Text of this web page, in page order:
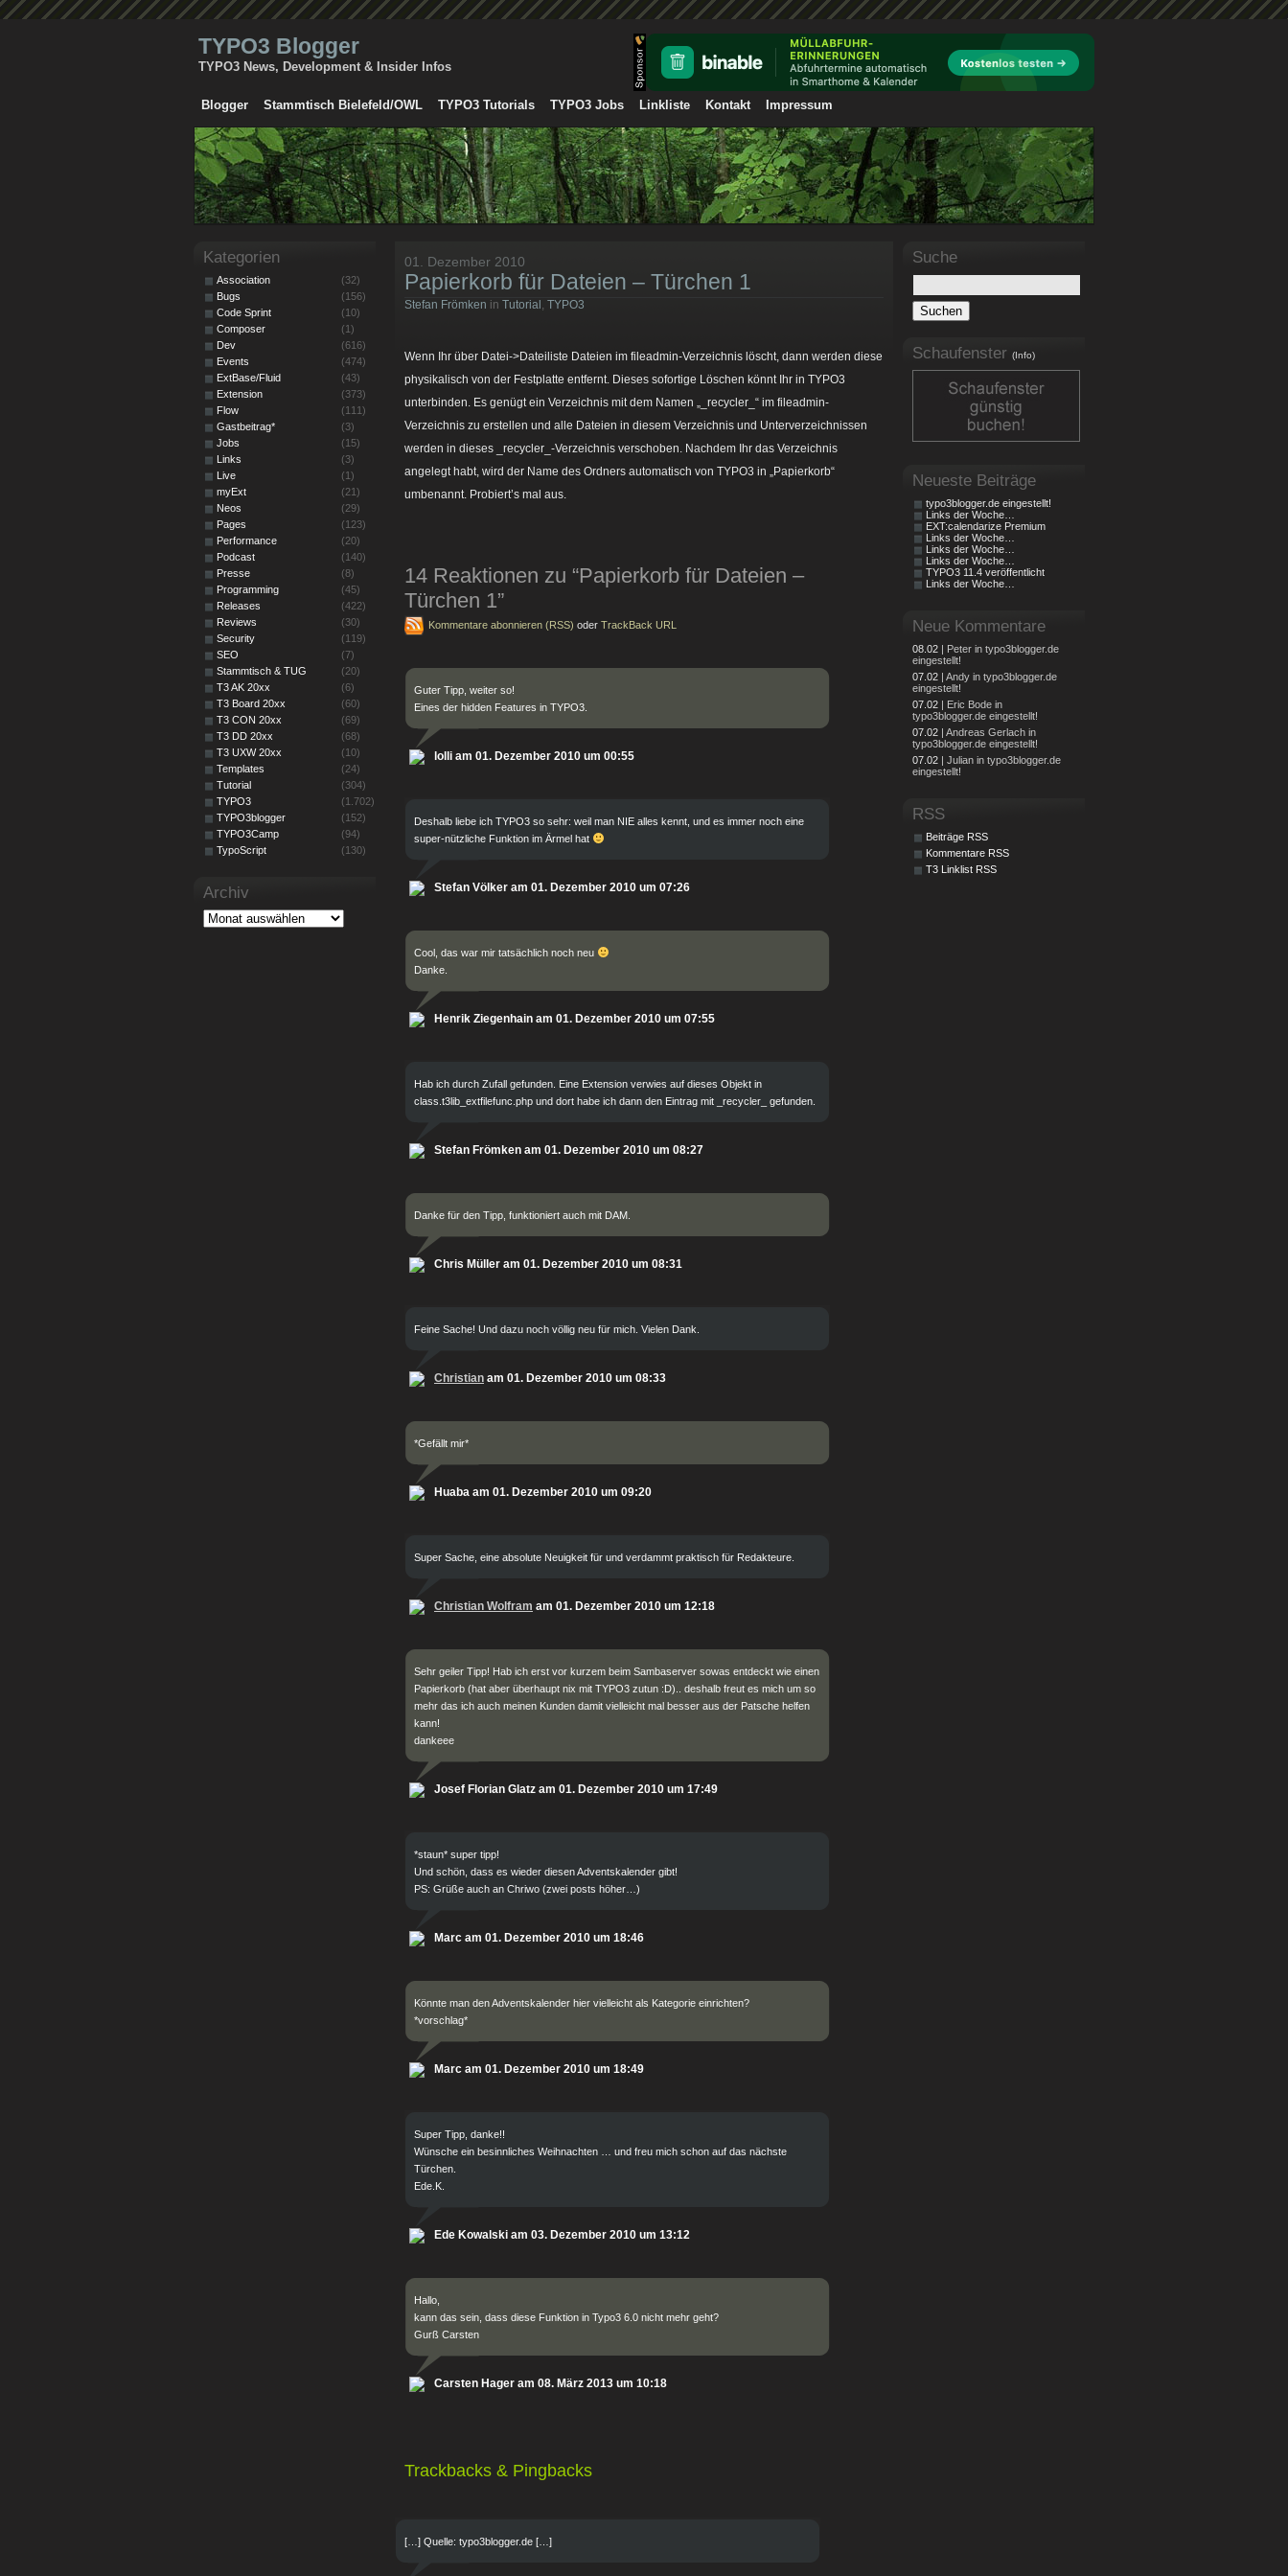
TYPO3 Blogger
TYPO3 News, Development & Insider Infos
Blogger Stammtisch Bielefeld/OWL TYPO3 Tutorials TYPO3 Jobs Linkliste Kontakt Impressum
01. Dezember 2010
Papierkorb für Dateien – Türchen 1
Stefan Frömken in Tutorial , TYPO3
Wenn Ihr über Datei->Dateiliste Dateien im fileadmin-Verzeichnis löscht, dann werden diese
physikalisch von der Festplatte entfernt. Dieses sofortige Löschen könnt Ihr in TYPO3
unterbinden. Es genügt ein Verzeichnis mit dem Namen „_recycler_“ im fileadmin-
Verzeichnis zu erstellen und alle Dateien in diesem Verzeichnis und Unterverzeichnissen
werden in dieses _recycler_-Verzeichnis verschoben. Nachdem Ihr das Verzeichnis
angelegt habt, wird der Name des Ordners automatisch von TYPO3 in „Papierkorb“
umbenannt. Probiert’s mal aus.
14 Reaktionen zu “Papierkorb für Dateien –
Türchen 1”
Kommentare abonnieren (RSS) oder TrackBack URL
Guter Tipp, weiter so!
Eines der hidden Features in TYPO3.
lolli am 01. Dezember 2010 um 00:55
Deshalb liebe ich TYPO3 so sehr: weil man NIE alles kennt, und es immer noch eine
super-nützliche Funktion im Ärmel hat
Stefan Völker am 01. Dezember 2010 um 07:26
Cool, das war mir tatsächlich noch neu
Danke.
Henrik Ziegenhain am 01. Dezember 2010 um 07:55
Hab ich durch Zufall gefunden. Eine Extension verwies auf dieses Objekt in
class.t3lib_extfilefunc.php und dort habe ich dann den Eintrag mit _recycler_ gefunden.
Stefan Frömken am 01. Dezember 2010 um 08:27
Danke für den Tipp, funktioniert auch mit DAM.
Chris Müller am 01. Dezember 2010 um 08:31
Feine Sache! Und dazu noch völlig neu für mich. Vielen Dank.
Christian am 01. Dezember 2010 um 08:33
*Gefällt mir*
Huaba am 01. Dezember 2010 um 09:20
Super Sache, eine absolute Neuigkeit für und verdammt praktisch für Redakteure.
Christian Wolfram am 01. Dezember 2010 um 12:18
Sehr geiler Tipp! Hab ich erst vor kurzem beim Sambaserver sowas entdeckt wie einen
Papierkorb (hat aber überhaupt nix mit TYPO3 zutun :D).. deshalb freut es mich um so
mehr das ich auch meinen Kunden damit vielleicht mal besser aus der Patsche helfen
kann!
dankeee
Josef Florian Glatz am 01. Dezember 2010 um 17:49
*staun* super tipp!
Und schön, dass es wieder diesen Adventskalender gibt!
PS: Grüße auch an Chriwo (zwei posts höher…)
Marc am 01. Dezember 2010 um 18:46
Könnte man den Adventskalender hier vielleicht als Kategorie einrichten?
*vorschlag*
Marc am 01. Dezember 2010 um 18:49
Super Tipp, danke!!
Wünsche ein besinnliches Weihnachten … und freu mich schon auf das nächste
Türchen.
Ede.K.
Ede Kowalski am 03. Dezember 2010 um 13:12
Hallo,
kann das sein, dass diese Funktion in Typo3 6.0 nicht mehr geht?
Gurß Carsten
Carsten Hager am 08. März 2013 um 10:18
Trackbacks & Pingbacks
[…] Quelle: typo3blogger.de […]
Suche
Schaufenster (Info)
Neueste Beiträge
typo3blogger.de eingestellt!
Links der Woche…
EXT:calendarize Premium
Links der Woche…
Links der Woche…
Links der Woche…
TYPO3 11.4 veröffentlicht
Links der Woche…
Neue Kommentare
08.02 | Peter in typo3blogger.de
eingestellt!
07.02 | Andy in typo3blogger.de
eingestellt!
07.02 | Eric Bode in
typo3blogger.de eingestellt!
07.02 | Andreas Gerlach in
typo3blogger.de eingestellt!
07.02 | Julian in typo3blogger.de
eingestellt!
RSS
Beiträge RSS
Kommentare RSS
T3 Linklist RSS
Kategorien
Association
(32)
Bugs
(156)
Code Sprint
(10)
Composer
(1)
Dev
(616)
Events
(474)
ExtBase/Fluid
(43)
Extension
(373)
Flow
(111)
Gastbeitrag*
(3)
Jobs
(15)
Links
(3)
Live
(1)
myExt
(21)
Neos
(29)
Pages
(123)
Performance
(20)
Podcast
(140)
Presse
(8)
Programming
(45)
Releases
(422)
Reviews
(30)
Security
(119)
SEO
(7)
Stammtisch & TUG
(20)
T3 AK 20xx
(6)
T3 Board 20xx
(60)
T3 CON 20xx
(69)
T3 DD 20xx
(68)
T3 UXW 20xx
(10)
Templates
(24)
Tutorial
(304)
TYPO3
(1.702)
TYPO3blogger
(152)
TYPO3Camp
(94)
TypoScript
(130)
Archiv